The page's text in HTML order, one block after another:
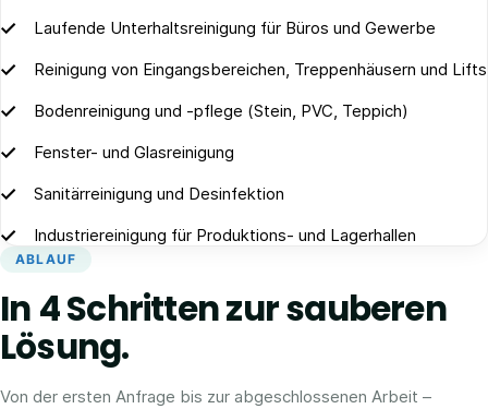
Laufende Unterhaltsreinigung für Büros und Gewerbe
Reinigung von Eingangsbereichen, Treppenhäusern und Lifts
Bodenreinigung und -pflege (Stein, PVC, Teppich)
Fenster- und Glasreinigung
Sanitärreinigung und Desinfektion
Industriereinigung für Produktions- und Lagerhallen
ABLAUF
In 4 Schritten zur sauberen
Lösung.
Von der ersten Anfrage bis zur abgeschlossenen Arbeit –